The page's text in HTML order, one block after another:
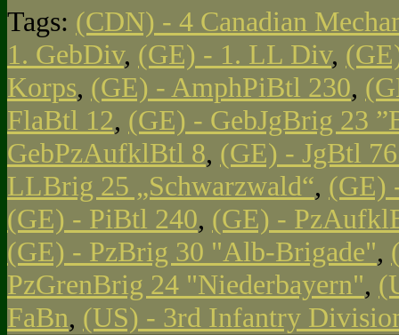
Tags: (CDN) - 4 Canadian
1. GebDiv, (GE) - 1. LL Div,
Korps, (GE) - AmphPiBtl 230,
FlaBtl 12, (GE) - GebJgBrig 23
GebPzAufklBtl 8, (GE) - JgBtl
LLBrig 25 „Schwarzwald“, (GE)
(GE) - PiBtl 240, (GE) -
(GE) - PzBrig 30 "Alb-Brigade",
PzGrenBrig 24 "Niederbayern",
FaBn, (US) - 3rd Infantry